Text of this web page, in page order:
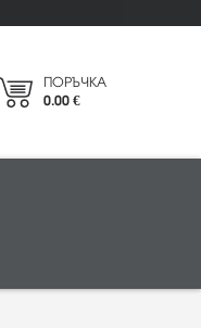
ПОРЪЧКА
0.00 €